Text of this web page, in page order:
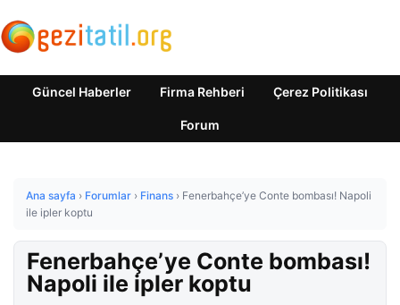
Güncel Haberler Firma Rehberi Çerez Politikası
Forum
Ana sayfa › Forumlar › Finans › Fenerbahçe’ye Conte bombası! Napoli
ile ipler koptu
Fenerbahçe’ye Conte bombası!
Napoli ile ipler koptu